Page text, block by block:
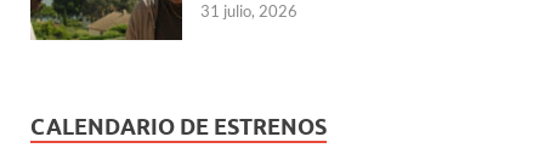
31 julio, 2026
CALENDARIO DE ESTRENOS